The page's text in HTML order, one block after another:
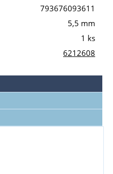
793676093611
5,5 mm
1 ks
6212608